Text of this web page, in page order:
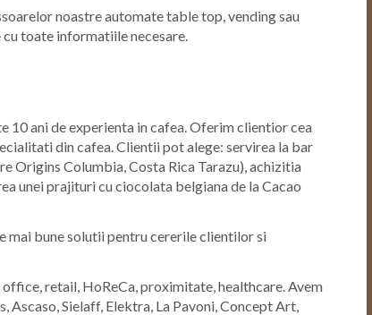
noastre automate table top, vending sau
toate informatiile necesare.
10 ani de experienta in cafea. Oferim clientior cea
din cafea. Clientii pot alege: servirea la bar
Origins Columbia, Costa Rica Tarazu), achizitia
unei prajituri cu ciocolata belgiana de la Cacao
mai bune solutii pentru cererile clientilor si
retail, HoReCa, proximitate, healthcare. Avem
Sielaff, Elektra, La Pavoni, Concept Art,